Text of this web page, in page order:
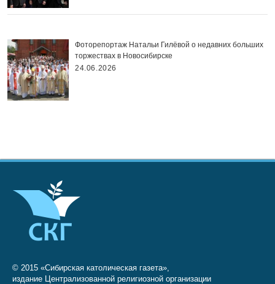
Фоторепортаж Натальи Гилёвой о недавних больших
торжествах в Новосибирске
24.06.2026
© 2015 «Сибирская католическая газета»,
издание Централизованной религиозной организации